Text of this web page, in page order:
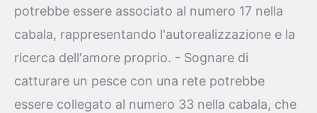
potrebbe essere associato al numero 17 nella
cabala, rappresentando l'autorealizzazione e la
ricerca dell'amore proprio. - Sognare di
catturare un pesce con una rete potrebbe
essere collegato al numero 33 nella cabala, che